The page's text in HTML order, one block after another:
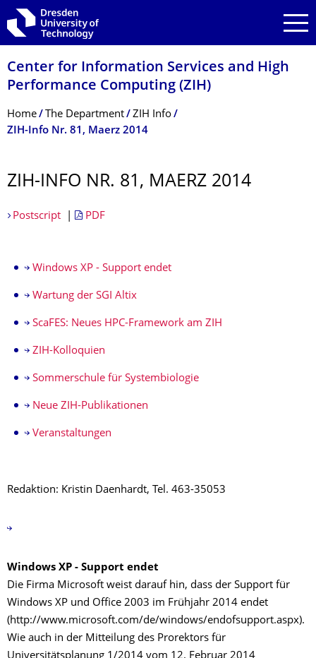
Skip to main navigation
Skip to search
Skip to content
Center for Information Services and High
Performance Computing (ZIH)
Breadcrumb Menu
Home The Department
ZIH Info
ZIH-Info Nr. 81, Maerz 2014
ZIH-INFO NR. 81, MAERZ 2014
Postscript| PDF
Windows XP - Support endet
Wartung der SGI Altix
ScaFES: Neues HPC-Framework am ZIH
ZIH-Kolloquien
Sommerschule für Systembiologie
Neue ZIH-Publikationen
Veranstaltungen
Redaktion: Kristin Daenhardt, Tel. 463-35053
Windows XP - Support endet
Die Firma Microsoft weist darauf hin, dass der Support für
Windows XP und Office 2003 im Frühjahr 2014 endet
(http://www.microsoft.com/de/windows/endofsupport.aspx).
Wie auch in der Mitteilung des Prorektors für